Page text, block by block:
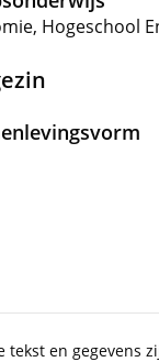
Hogeschool
tekst en gegevens